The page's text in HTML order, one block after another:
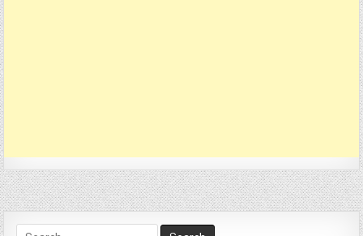
Search